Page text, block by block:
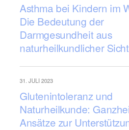
Asthma bei Kindern im
Die Bedeutung der
Darmgesundheit aus
naturheilkundlicher Sicht
31. JULI 2023
Glutenintoleranz und
Naturheilkunde:
Ansätze zur